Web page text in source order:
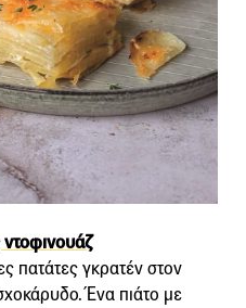
ντοφινουάζ
πατάτες γκρατέν στον
Ένα πιάτο με